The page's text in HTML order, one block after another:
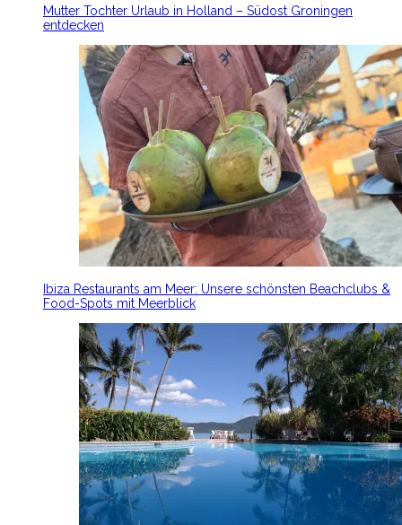
Mutter Tochter Urlaub in Holland – Südost Groningen
entdecken
Ibiza Restaurants am Meer: Unsere schönsten Beachclubs &
Food-Spots mit Meerblick